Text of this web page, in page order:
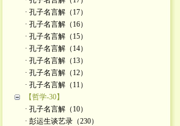
· 孔子名言解（17）
· 孔子名言解（16）
· 孔子名言解（15）
· 孔子名言解（14）
· 孔子名言解（13）
· 孔子名言解（12）
· 孔子名言解（11）
【哲学-30】
· 孔子名言解（10）
· 彭运生谈艺录（230）